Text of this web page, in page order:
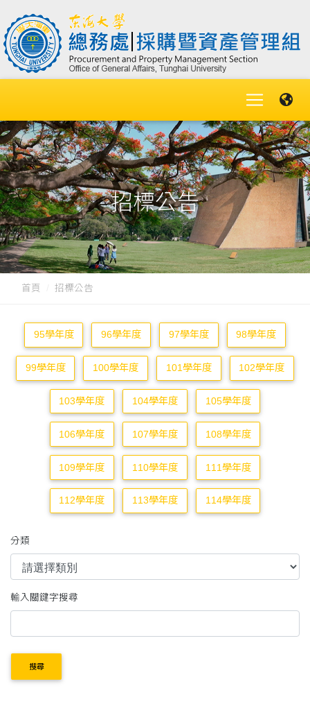
招標公告
首頁 招標公告
95學年度 96學年度 97學年度 98學年度
99學年度 100學年度 101學年度 102學年度
103學年度 104學年度 105學年度
106學年度 107學年度 108學年度
109學年度 110學年度 111學年度
112學年度 113學年度 114學年度
分類
輸入關鍵字搜尋
搜尋